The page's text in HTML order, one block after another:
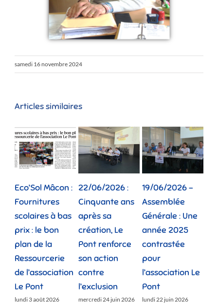
samedi 16 novembre 2024
Articles similaires
Eco’Sol Mâcon :
Fournitures
scolaires à bas
prix : le bon
plan de la
Ressourcerie
de l’association
Le Pont
lundi 3 août 2026
22/06/2026 :
Cinquante ans
après sa
création, Le
Pont renforce
son action
contre
l’exclusion
mercredi 24 juin 2026
19/06/2026 –
Assemblée
Générale : Une
année 2025
contrastée
pour
l’association Le
Pont
lundi 22 juin 2026